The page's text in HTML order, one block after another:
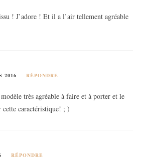
! J’adore ! Et il a l’air tellement agréable
2016 RÉPONDRE
très agréable à faire et à porter et le
cette caractéristique! ; )
RÉPONDRE